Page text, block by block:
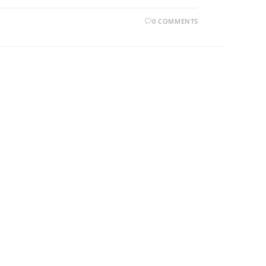
0 COMMENTS